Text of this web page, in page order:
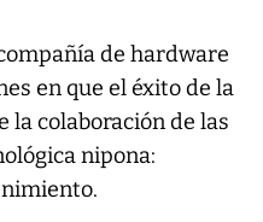
de hardware
en que el éxito de la
la colaboración de las
nipona: